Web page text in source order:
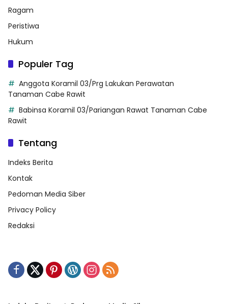
Ragam
Peristiwa
Hukum
Populer Tag
Anggota Koramil 03/Prg Lakukan Perawatan
Tanaman Cabe Rawit
Babinsa Koramil 03/Pariangan Rawat Tanaman Cabe
Rawit
Tentang
Indeks Berita
Kontak
Pedoman Media Siber
Privacy Policy
Redaksi